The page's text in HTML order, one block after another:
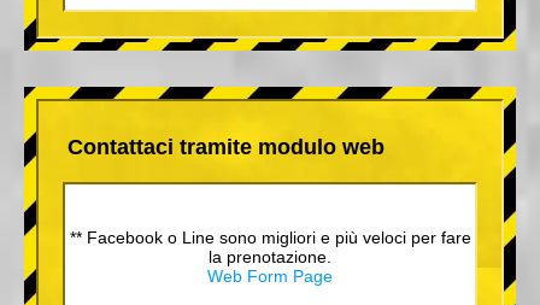
Contattaci tramite modulo web
** Facebook o Line sono migliori e più veloci per fare
la prenotazione.
Web Form Page